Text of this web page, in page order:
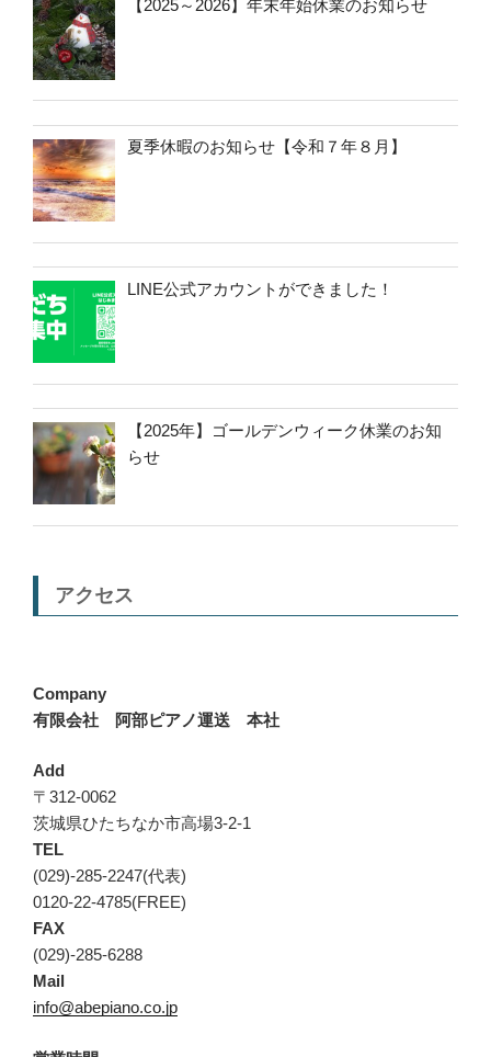
【2025～2026】年末年始休業のお知らせ
夏季休暇のお知らせ【令和７年８月】
LINE公式アカウントができました！
【2025年】ゴールデンウィーク休業のお知
らせ
アクセス
Company
有限会社 阿部ピアノ運送 本社
Add
〒312-0062
茨城県ひたちなか市高場3-2-1
TEL
(029)-285-2247(代表)
0120-22-4785(FREE)
FAX
(029)-285-6288
Mail
info@abepiano.co.jp